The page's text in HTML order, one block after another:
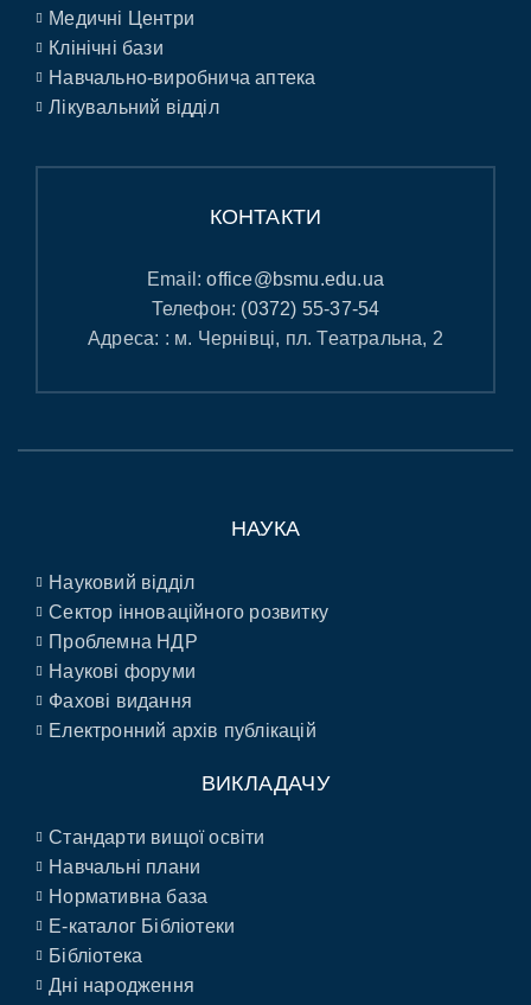
Медичні Центри
Клінічні бази
Навчально-виробнича аптека
Лікувальний відділ
КОНТАКТИ
Email:office@bsmu.edu.ua
Телефон: (0372) 55-37-54
Адреса: : м. Чернівці, пл. Театральна, 2
НАУКА
Науковий відділ
Сектор інноваційного розвитку
Проблемна НДР
Наукові форуми
Фахові видання
Електронний архів публікацій
ВИКЛАДАЧУ
Стандарти вищої освіти
Навчальні плани
Нормативна база
E-каталог Бібліотеки
Бібліотека
Дні народження